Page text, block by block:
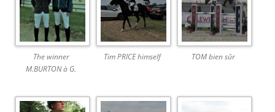
The winner
M.BURTON à G.
Tim PRICE himself TOM bien sûr